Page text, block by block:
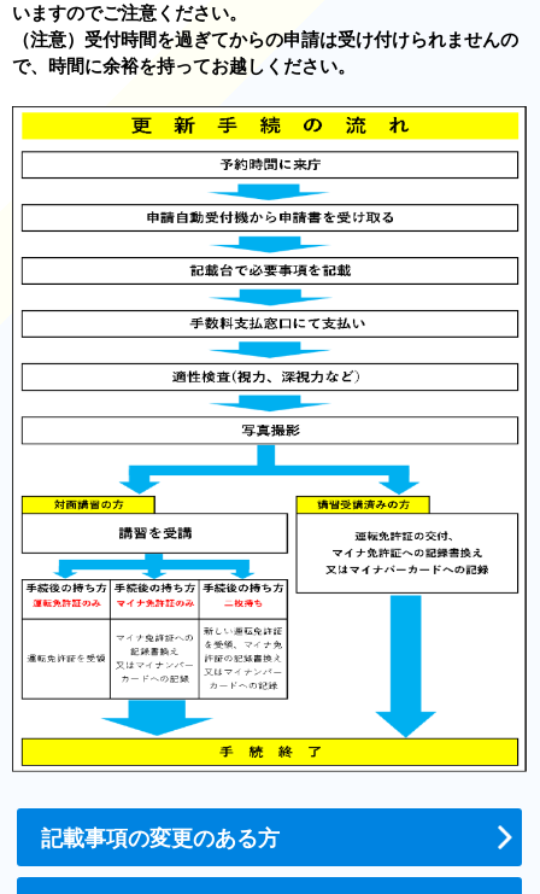
いますのでご注意ください。
（注意）受付時間を過ぎてからの申請は受け付けられませんの
で、時間に余裕を持ってお越しください。
記載事項の変更のある方